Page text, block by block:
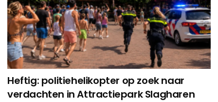
Heftig: politiehelikopter op zoek naar
verdachten in Attractiepark Slagharen